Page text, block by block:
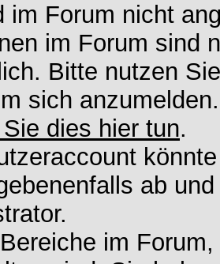
im Forum nicht
im Forum sind
Bitte nutzen
sich
dies hier tun.
ab
im